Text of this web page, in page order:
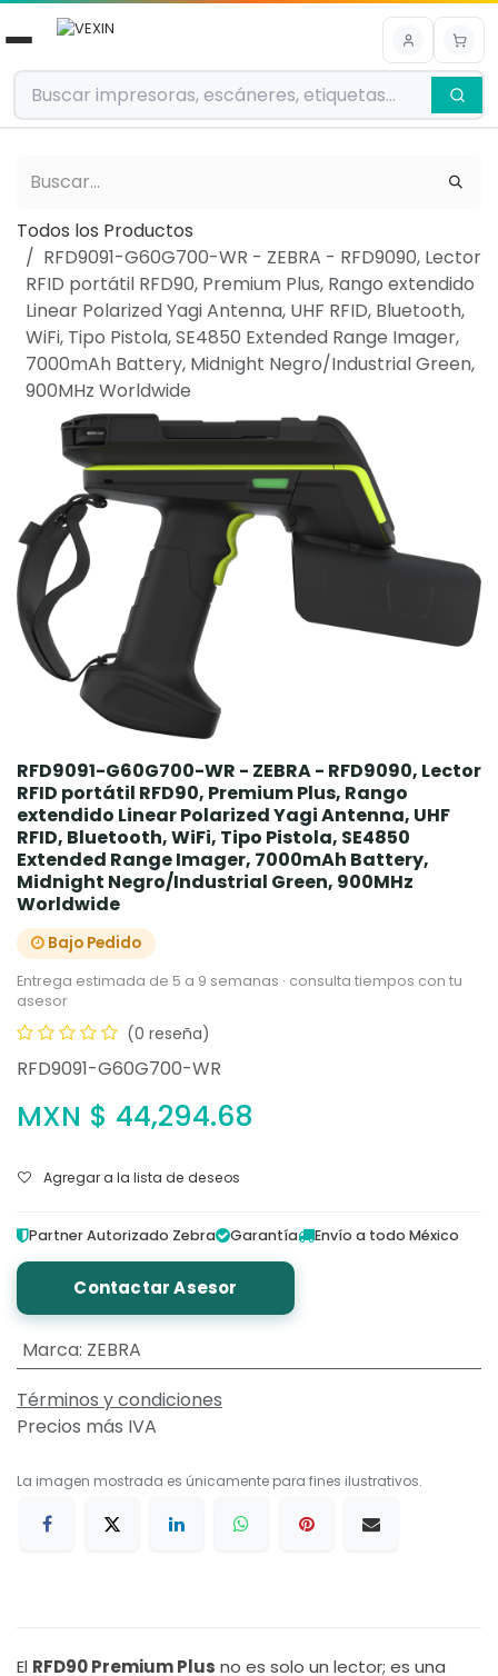
Ir al contenido
Todos los Productos
RFD9091-G60G700-WR - ZEBRA - RFD9090, Lector
RFID portátil RFD90, Premium Plus, Rango extendido
Linear Polarized Yagi Antenna, UHF RFID, Bluetooth,
WiFi, Tipo Pistola, SE4850 Extended Range Imager,
7000mAh Battery, Midnight Negro/Industrial Green,
900MHz Worldwide
RFD9091-G60G700-WR - ZEBRA - RFD9090, Lector
RFID portátil RFD90, Premium Plus, Rango
extendido Linear Polarized Yagi Antenna, UHF
RFID, Bluetooth, WiFi, Tipo Pistola, SE4850
Extended Range Imager, 7000mAh Battery,
Midnight Negro/Industrial Green, 900MHz
Worldwide
Bajo Pedido
Entrega estimada de 5 a 9 semanas · consulta tiempos con tu
asesor
(0 reseña)
RFD9091-G60G700-WR
MXN $ 44,294.68
Agregar a la lista de deseos
Partner Autorizado Zebra Garantía Envío a todo México
Contactar Asesor
Marca: ZEBRA
Términos y condiciones
Precios más IVA
La imagen mostrada es únicamente para fines ilustrativos.
El RFD90 Premium Plus no es solo un lector; es una